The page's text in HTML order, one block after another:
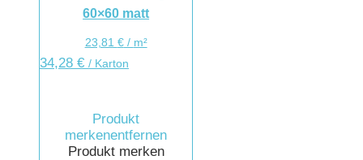
60×60 matt
23,81 €/ m²
34,28 € / Karton
Produkt
merkenentfernen
Produkt merken